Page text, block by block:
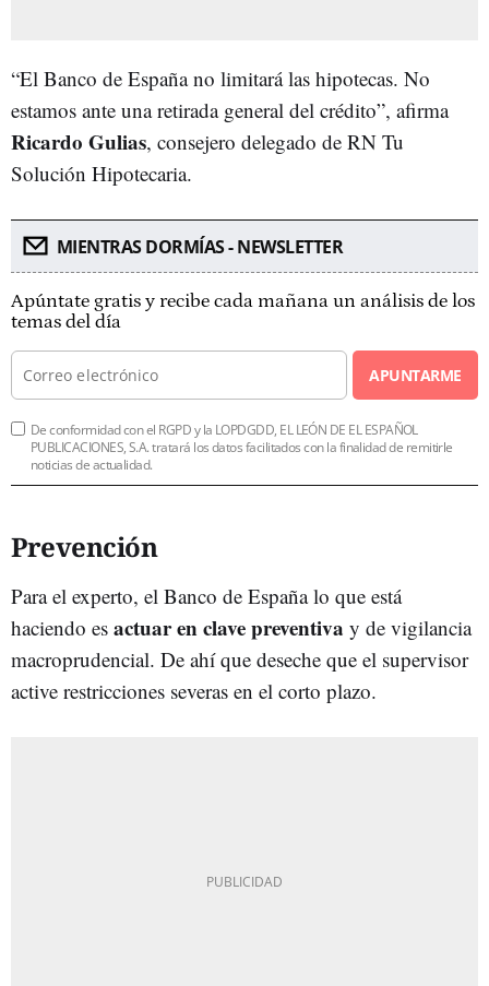
“El Banco de España no limitará las hipotecas. No
estamos ante una retirada general del crédito”, afirma
Ricardo Gulias, consejero delegado de RN Tu
Solución Hipotecaria.
MIENTRAS DORMÍAS - NEWSLETTER
Apúntate gratis y recibe cada mañana un análisis de los
temas del día
APUNTARME
De conformidad con el RGPD y la LOPDGDD, EL LEÓN DE EL ESPAÑOL
PUBLICACIONES, S.A. tratará los datos facilitados con la finalidad de remitirle
noticias de actualidad.
Prevención
Para el experto, el Banco de España lo que está
haciendo es actuar en clave preventiva y de vigilancia
macroprudencial. De ahí que deseche que el supervisor
active restricciones severas en el corto plazo.